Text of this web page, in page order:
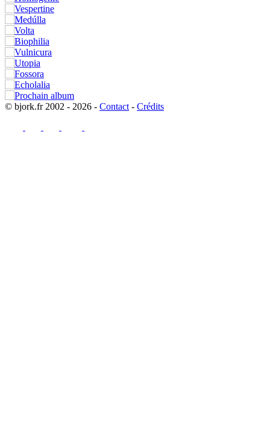
© bjork.fr 2002 - 2026 - Contact - Crédits